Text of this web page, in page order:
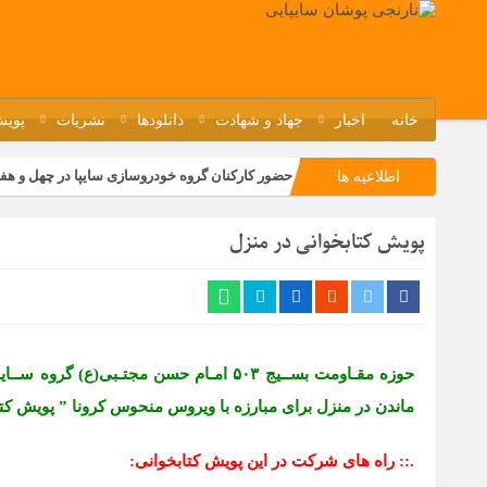
خانه اخبار جهاد و شهادت دانلودها نشریات
اطلاعیه ها حضور کارکنان گروه خودروسازی سایپا در چهل و
تجربه‌ای میدانی از صنعت برای دانش‌آموزان
مراسم گرامیداشت سالروز آزادسازی خرمشهر در
پویش کتابخوانی در منزل
ماندن در منزل برای مبارزه با ویروس منحوس کرونا ” پویش
.:: راه های شرکت در این پویش کتابخوانی: